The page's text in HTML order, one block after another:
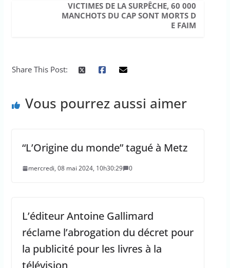
VICTIMES DE LA SURPÊCHE, 60 000
MANCHOTS DU CAP SONT MORTS D
E FAIM
Share This Post:
Vous pourrez aussi aimer
“L’Origine du monde” tagué à Metz
mercredi, 08 mai 2024, 10h30:29 0
L’éditeur Antoine Gallimard
réclame l’abrogation du décret pour
la publicité pour les livres à la